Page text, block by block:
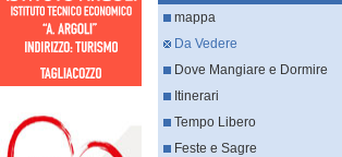
mappa
Da Vedere
Dove Mangiare e Dormire
Itinerari
Tempo Libero
Feste e Sagre